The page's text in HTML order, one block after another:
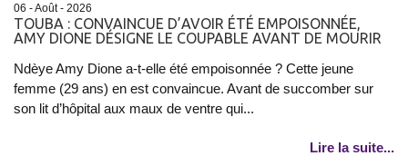
06 - Août - 2026
TOUBA : CONVAINCUE D’AVOIR ÉTÉ EMPOISONNÉE,
AMY DIONE DÉSIGNE LE COUPABLE AVANT DE MOURIR
Ndèye Amy Dione a-t-elle été empoisonnée ? Cette jeune
femme (29 ans) en est convaincue. Avant de succomber sur
son lit d’hôpital aux maux de ventre qui...
Lire la suite...